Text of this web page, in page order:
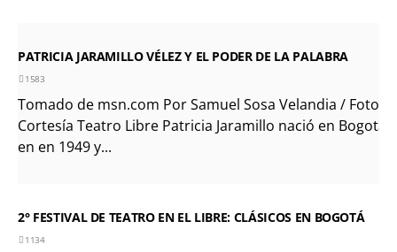
PATRICIA JARAMILLO VÉLEZ Y EL PODER DE LA PALABRA
1583
Tomado de msn.com Por Samuel Sosa Velandia / Foto:
Cortesía Teatro Libre Patricia Jaramillo nació en Bogotá
en en 1949 y...
2° FESTIVAL DE TEATRO EN EL LIBRE: CLÁSICOS EN BOGOTÁ
1134